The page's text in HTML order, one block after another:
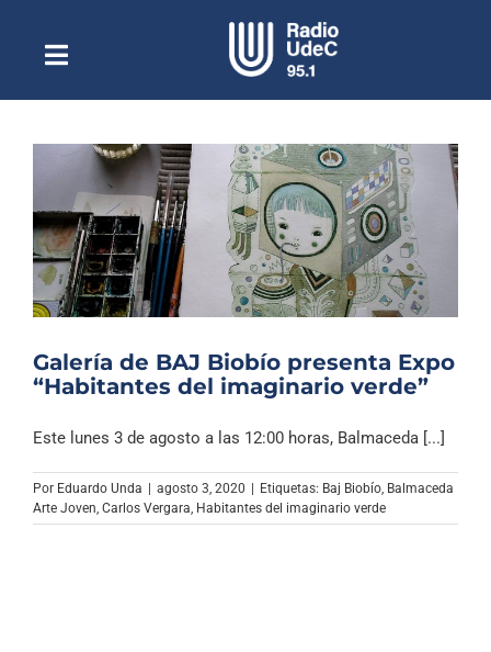
contenidoToggle
NavigationEscuchar Radio UdeC en vivo
Quiénes Somos
Programación
Podcast
Noticias
Columnas
Archivo Sonoro
Galería de BAJ Biobío presenta Expo
“Habitantes del imaginario verde”
Este lunes 3 de agosto a las 12:00 horas, Balmaceda [...]
Por Eduardo Unda | agosto 3, 2020 | Etiquetas: Baj Biobío Balmaceda
Arte Joven Carlos Vergara Habitantes del imaginario verde